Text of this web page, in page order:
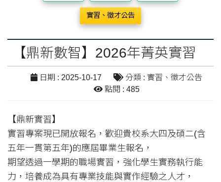
實習、徵才公告
【鼎新數智】2026年菁英實習
日期 : 2025-10-17
分類 : 實習、徵才公告
點閱 : 485
【鼎新實習】
實習專案現已開放報名，歡迎貴校系大四及碩二(含
五年一貫第五年)的應屆畢業生報名，
期望透過一學期的職場實習，強化學生實務執行能
力，培養成為具有專業技能與實作經驗之人才，